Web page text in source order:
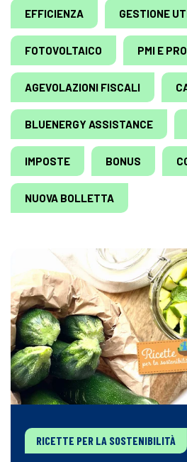
EFFICIENZA GESTIONE
FOTOVOLTAICO PMI E
AGEVOLAZIONI FISCALI
BLUENERGY ASSISTANCE
IMPOSTE BONUS
NUOVA BOLLETTA
RICETTE PER LA SOSTENIBILITÀ